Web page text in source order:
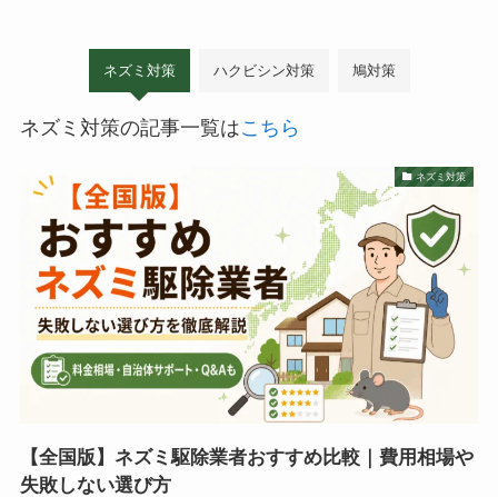
ネズミ対策 ハクビシン対策 鳩対策
ネズミ対策の記事一覧はこちら
ネズミ対策
【全国版】ネズミ駆除業者おすすめ比較｜費用相場や
失敗しない選び方